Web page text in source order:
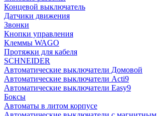
Концевой выключатель
Датчики движения
Звонки
Кнопки управления
Клеммы WAGO
Протяжки для кабеля
SCHNEIDER
Автоматические выключатели Домовой
Автоматические выключатели Acti9
Автоматические выключатели Easy9
Боксы
Автоматы в литом корпусе